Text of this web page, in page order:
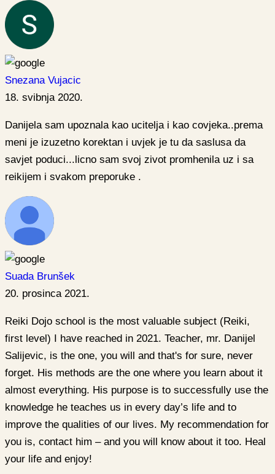
Snezana Vujacic
18. svibnja 2020.
Danijela sam upoznala kao ucitelja i kao covjeka..prema
meni je izuzetno korektan i uvjek je tu da saslusa da
savjet poduci...licno sam svoj zivot promhenila uz i sa
reikijem i svakom preporuke .
Suada Brunšek
20. prosinca 2021.
Reiki Dojo school is the most valuable subject (Reiki,
first level) I have reached in 2021. Teacher, mr. Danijel
Salijevic, is the one, you will and that's for sure, never
forget. His methods are the one where you learn about it
almost everything. His purpose is to successfully use the
knowledge he teaches us in every day’s life and to
improve the qualities of our lives. My recommendation for
you is, contact him – and you will know about it too. Heal
your life and enjoy!